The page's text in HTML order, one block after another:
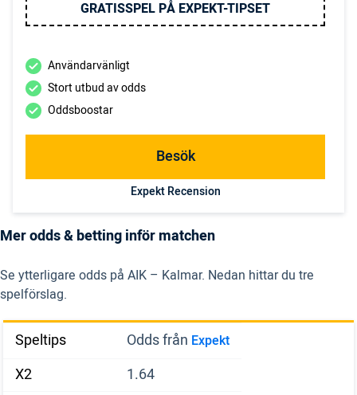
GRATISSPEL PÅ EXPEKT-TIPSET
Användarvänligt
Stort utbud av odds
Oddsboostar
Besök
Expekt Recension
Mer odds & betting inför matchen
Se ytterligare odds på AIK – Kalmar. Nedan hittar du tre
spelförslag.
Speltips Odds från Expekt
X2
1.64